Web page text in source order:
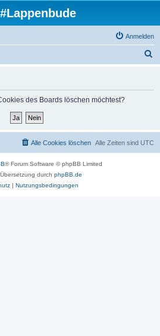
Anmelden
des Boards löschen möchtest?
Alle Zeiten sind UTC
Alle Cookies löschen
® Forum Software © phpBB Limited
durch phpBB.de
| Nutzungsbedingungen